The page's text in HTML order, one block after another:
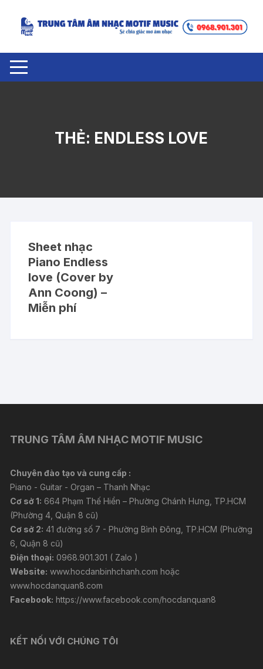
THẺ: ENDLESS LOVE
Sheet nhạc
Piano Endless
love (Cover by
Ann Coong) –
Miễn phí
TRUNG TÂM ÂM NHẠC MOTIF MUSIC
Chuyên đào tạo và cung cấp :
Piano - Guitar - Organ – Thanh Nhạc
Cơ sở 1: 664 Phạm Thế Hiển – Phường Chánh Hưng, TP.HCM
(Phường 4, Quận 8 cũ)
Cơ sở 2: 41 đường số 7 - Phường Bình Đông, TP.HCM (Phường
6, Quận 8 cũ)
Điện thoại: 0968.901.301 ( Zalo )
Website: www.hocdanbinhchanh.com hoặc
www.hocdanquan8.com
Facebook: https://www.facebook.com/hocdanquan8
KẾT NỐI VỚI CHÚNG TÔI